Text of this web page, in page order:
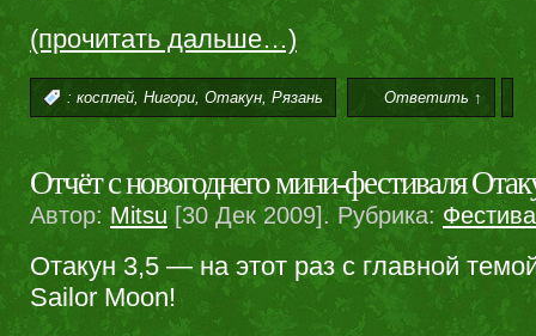
(прочитать дальше…)
: косплей Нигори Отакун Рязань Ответить ↑
Отчёт с новогоднего мини-фестиваля
Автор: Mitsu[30 Дек 2009]. Рубрика:
Отакун 3,5 — на этот раз с главной
Sailor Moon!